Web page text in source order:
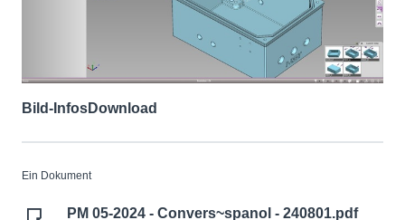
Bild-InfosDownload
Ein Dokument
PM 05-2024 - Convers~spanol - 240801.pdf